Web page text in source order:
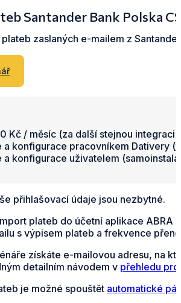
Santander Bank Polska
zaslaných e-mailem z
Kč / měsíc (za další stejnou integraci
a konfigurace pracovníkem Dativery (
a konfigurace uživatelem
přihlašovací údaje jsou nezbytné.
plateb do účetní aplikace ABRA
s výpisem plateb a frekvence
získáte e-mailovou adresu, na
detailním návodem v přehledu
je možné spouštět automatické